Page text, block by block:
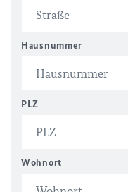
Hausnummer
PLZ
Wohnort